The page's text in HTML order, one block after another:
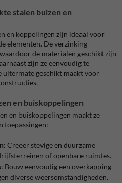
stalen buizen en
en koppelingen zijn ideaal voor
elementen. De verzinking
de materialen geschikt zijn
zijn ze eenvoudig te
uitermate geschikt maakt voor
en buiskoppelingen
en buiskoppelingen maakt ze
toepassingen:
: Creëer stevige en duurzame
of openbare ruimtes.
: Bouw eenvoudig een overkapping
diverse weersomstandigheden.